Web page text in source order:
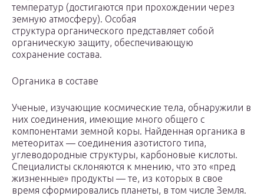
температур (достигаются при прохождении через
земную атмосферу). Особая
структура органического представляет собой
органическую защиту, обеспечивающую
сохранение состава.
Органика в составе
Ученые, изучающие космические тела, обнаружили в
них соединения, имеющие много общего с
компонентами земной коры. Найденная органика в
метеоритах — соединения азотистого типа,
углеводородные структуры, карбоновые кислоты.
Специалисты склоняются к мнению, что это «пред
жизненные» продукты — те, из которых в свое
время сформировались планеты, в том числе Земля.